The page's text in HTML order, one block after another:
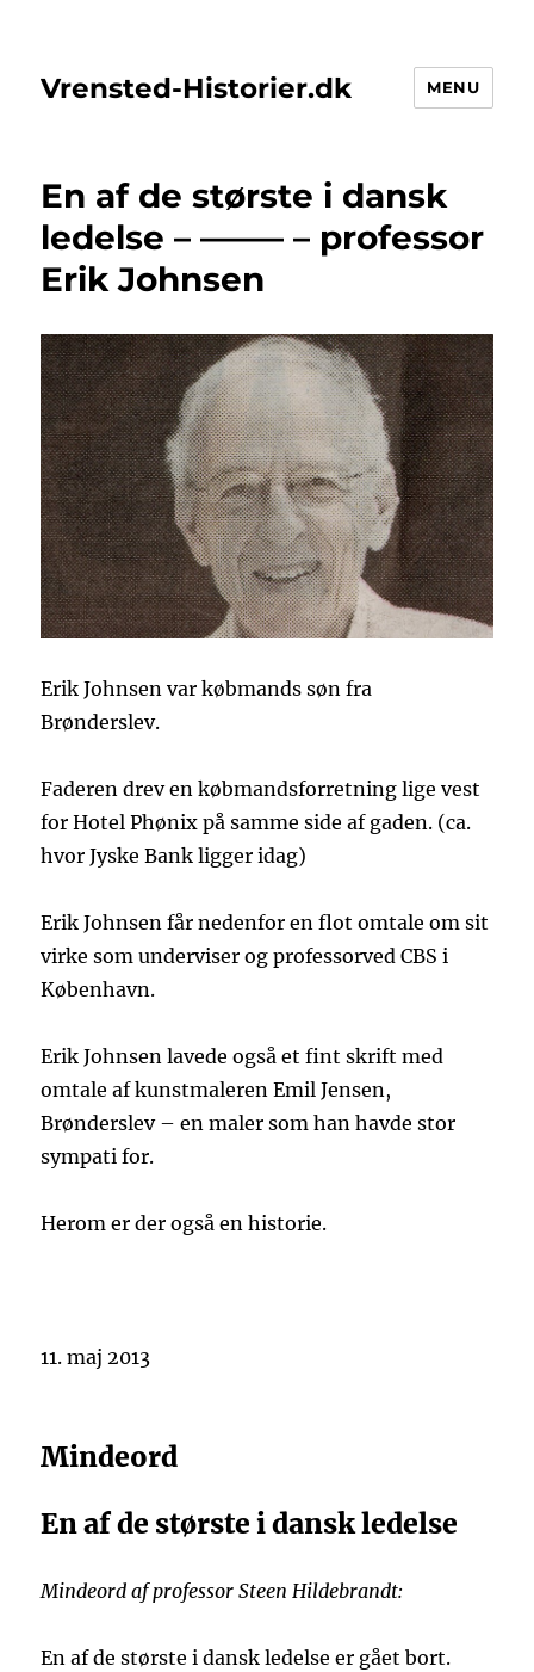
Vrensted-Historier.dk MENU
En af de største i dansk
ledelse – ——– – professor
Erik Johnsen
Erik Johnsen var købmands søn fra
Brønderslev.
Faderen drev en købmandsforretning lige vest
for Hotel Phønix på samme side af gaden. (ca.
hvor Jyske Bank ligger idag)
Erik Johnsen får nedenfor en flot omtale om sit
virke som underviser og professorved CBS i
København.
Erik Johnsen lavede også et fint skrift med
omtale af kunstmaleren Emil Jensen,
Brønderslev – en maler som han havde stor
sympati for.
Herom er der også en historie.
11. maj 2013
Mindeord
En af de største i dansk ledelse
Mindeord af professor Steen Hildebrandt:
En af de største i dansk ledelse er gået bort.